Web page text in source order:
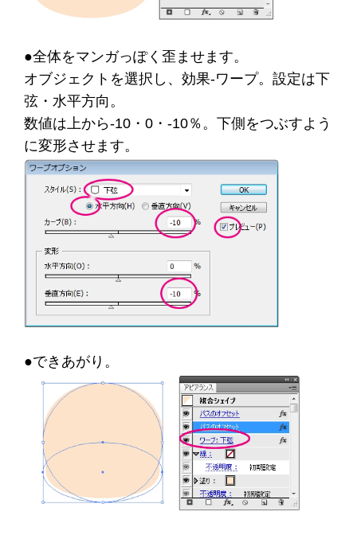
●全体をマンガっぽく歪ませます。
オブジェクトを選択し、効果-ワープ。設定は下
弦・水平方向。
数値は上から-10・0・-10％。下側をつぶすよう
に変形させます。
●できあがり。